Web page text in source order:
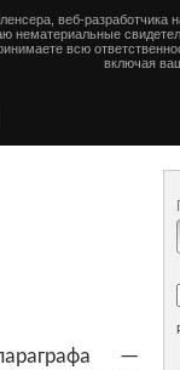
веб-
нематериальные
всю
включая
—